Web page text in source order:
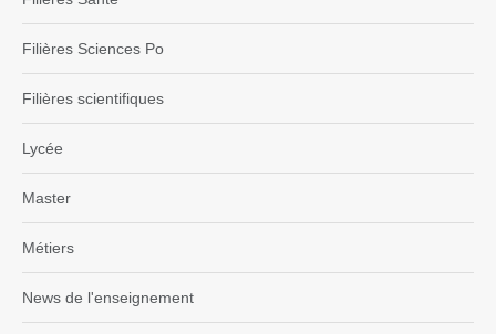
Filières Sciences Po
Filières scientifiques
Lycée
Master
Métiers
News de l'enseignement